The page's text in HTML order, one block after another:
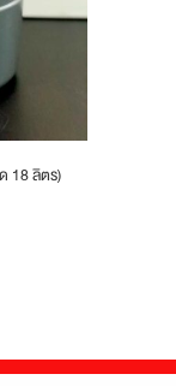
18 ลิตร)